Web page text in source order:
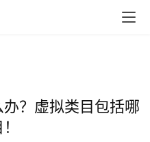
？虚拟类目包括哪